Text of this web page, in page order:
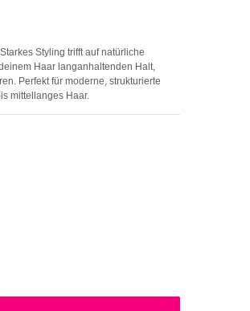
Styling trifft auf natürliche
Haar langanhaltenden Halt,
Perfekt für moderne, strukturierte
mittellanges Haar.